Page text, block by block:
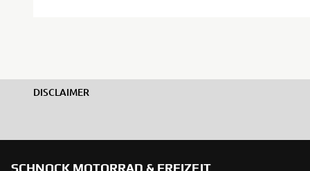
DISCLAIMER
SCHNOCK MOTORRAD & FREIZEIT